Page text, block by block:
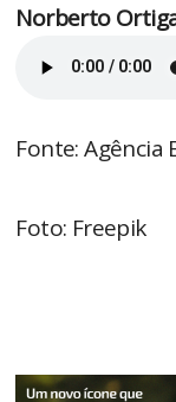
Norberto
Fonte: Agência
Foto: Freepik